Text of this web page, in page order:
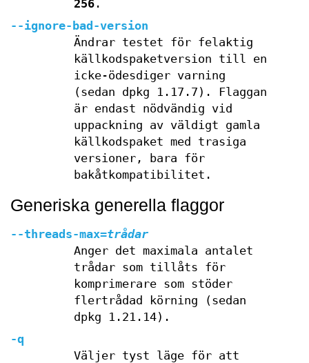
256.
--ignore-bad-version
Ändrar testet för felaktig
källkodspaketversion till en
icke-ödesdiger varning
(sedan dpkg 1.17.7). Flaggan
är endast nödvändig vid
uppackning av väldigt gamla
källkodspaket med trasiga
versioner, bara för
bakåtkompatibilitet.
Generiska generella flaggor
--threads-max=trådar
Anger det maximala antalet
trådar som tillåts för
komprimerare som stöder
flertrådad körning (sedan
dpkg 1.21.14).
-q
Väljer tyst läge för att